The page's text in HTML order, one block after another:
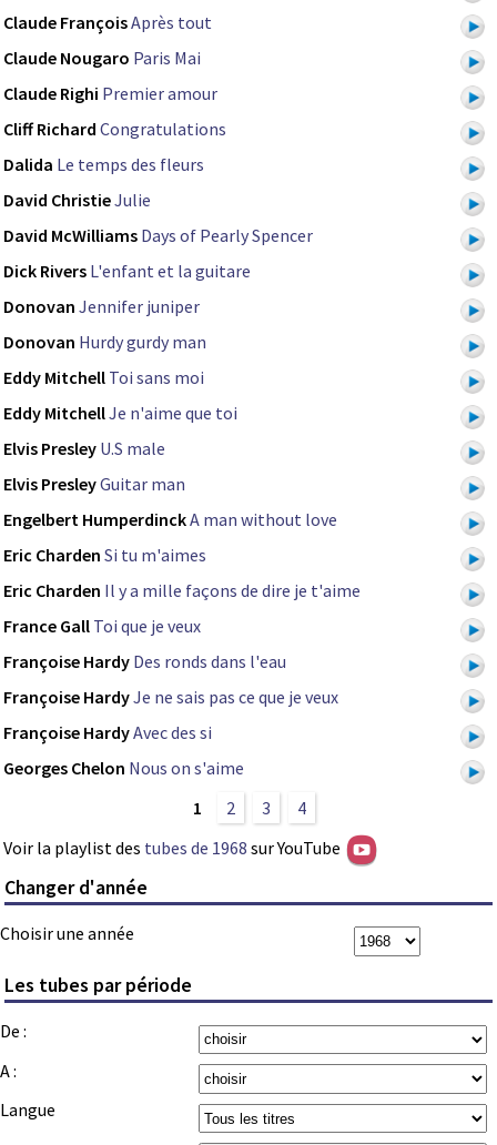
Claude FrançoisAprès tout
Claude Nougaro Paris Mai
Claude Righi Premier amour
Cliff Richard Congratulations
Dalida Le temps des fleurs
David ChristieJulie
David McWilliams Days of Pearly Spencer
Dick Rivers L'enfant et la guitare
Donovan Jennifer juniper
Donovan Hurdy gurdy man
Eddy Mitchell Toi sans moi
Eddy MitchellJe n'aime que toi
Elvis Presley U.S male
Elvis PresleyGuitar man
Engelbert HumperdinckA man without love
Eric Charden Si tu m'aimes
Eric Charden Il y a mille façons de dire je t'aime
France Gall Toi que je veux
Françoise Hardy Des ronds dans l'eau
Françoise HardyJe ne sais pas ce que je veux
Françoise HardyAvec des si
Georges Chelon Nous on s'aime
1
2 3
4
Voir la playlist des tubes de 1968 sur YouTube
Changer d'année
Choisir une année
Les tubes par période
De :
A :
Langue